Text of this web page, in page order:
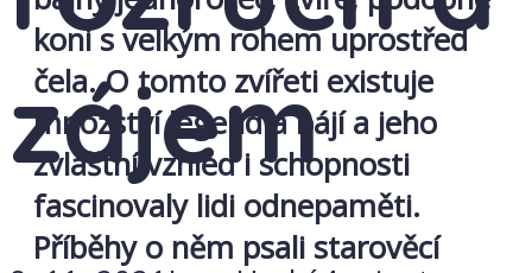
zájem
koni s velkým rohem uprostřed
čela. O tomto zvířeti existuje
množství legend a bájí a jeho
zvláštní vzhled i schopnosti
fascinovaly lidi odnepaměti.
Příběhy o něm psali starověcí